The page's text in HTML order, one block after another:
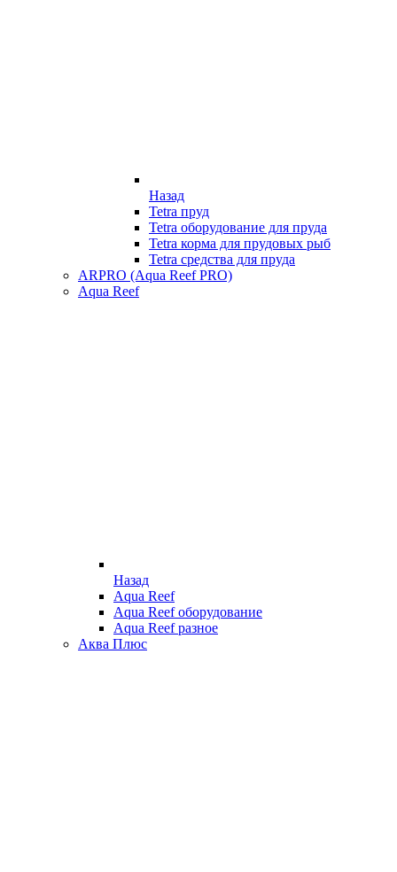
Назад
Tetra пруд
Tetra оборудование для пруда
Tetra корма для прудовых рыб
Tetra средства для пруда
ARPRO (Aqua Reef PRO)
Aqua Reef
Назад
Aqua Reef
Aqua Reef оборудование
Aqua Reef разное
Аква Плюс